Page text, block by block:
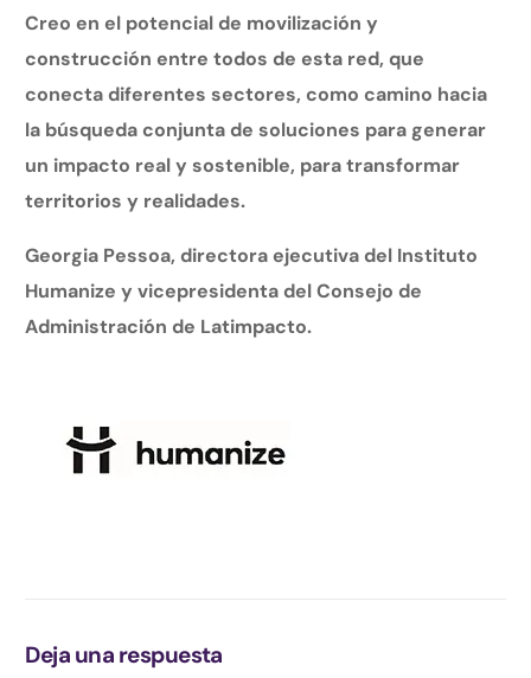
Creo en el potencial de movilización y
construcción entre todos de esta red, que
conecta diferentes sectores, como camino hacia
la búsqueda conjunta de soluciones para generar
un impacto real y sostenible, para transformar
territorios y realidades.
Georgia Pessoa, directora ejecutiva del Instituto
Humanize y vicepresidenta del Consejo de
Administración de Latimpacto.
Deja una respuesta